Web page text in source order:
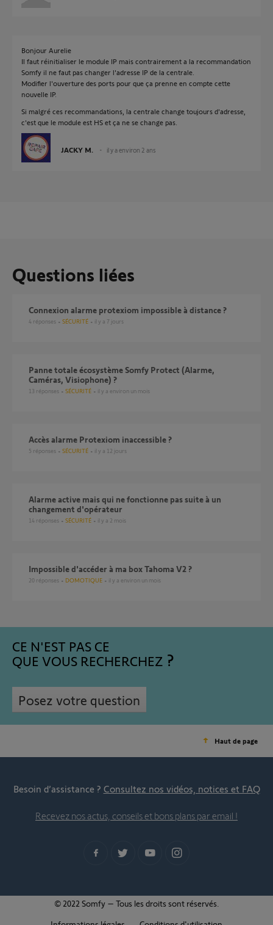
Bonjour Aurelie
Il faut réinitialiser le module IP mais contrairement a la recommandation
Somfy il ne faut pas changer l'adresse IP de la centrale.
Modifier l'ouverture des ports pour que ça prenne en compte cette
nouvelle IP.
Si malgré ces recommandations, la centrale change toujours d'adresse,
c'est que le module est HS et ça ne se change pas.
JACKY M. il y a environ 2 ans
Questions liées
Connexion alarme protexiom impossible à distance ?
4 réponses SÉCURITÉ il y a 7 jours
Panne totale écosystème Somfy Protect (Alarme,
Caméras, Visiophone) ?
13 réponses SÉCURITÉ il y a environ un mois
Accès alarme Protexiom inaccessible ?
5 réponses SÉCURITÉ il y a 12 jours
Alarme active mais qui ne fonctionne pas suite à un
changement d'opérateur
14 réponses SÉCURITÉ il y a 2 mois
Impossible d'accéder à ma box Tahoma V2 ?
20 réponses DOMOTIQUE il y a environ un mois
CE N'EST PAS CE
QUE VOUS RECHERCHEZ
Posez votre question
Haut de page
Besoin d’assistance ? Consultez nos vidéos, notices et FAQ
Recevez nos actus, conseils et bons plans par email !
© 2022 Somfy – Tous les droits sont réservés.